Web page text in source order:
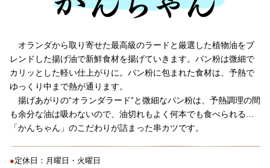
オランダから取り寄せた最高級のラードと厳選した植物油をブ
レンドした揚げ油で新鮮食材を揚げていきます。パン粉は微細で
カリッとした軽い仕上がりに。パン粉に包まれた食材は、予熱で
ゆっくり中まで熱が通ります。
揚げあがりの“オランダラード”と微細なパン粉は、予熱調理の間
も余分な油は吸わないので、油切れもよく何本でも食べられる…
「かんちゃん」のこだわりが詰まった串カツです。
●定休日：月曜日・火曜日